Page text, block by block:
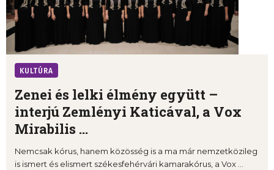
KULTÚRA
Zenei és lelki élmény együtt –
interjú Zemlényi Katicával, a Vox
Mirabilis ...
Nemcsak kórus, hanem közösség is a ma már nemzetközileg
is ismert és elismert székesfehérvári kamarakórus, a Vox ...